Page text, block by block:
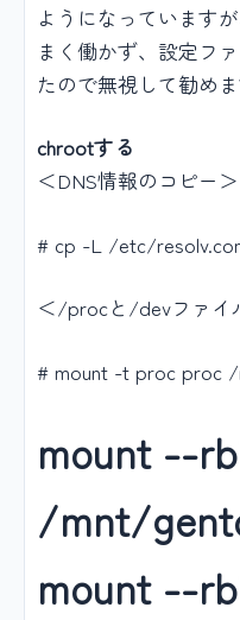
ようになっています
まく働かず、設定フ
たので無視して勧めま
chrootする
＜DNS情報のコピー＞
# cp -L /etc/
＜/procと/devファイ
# mount -t proc proc
mount --
/mnt/
mount --